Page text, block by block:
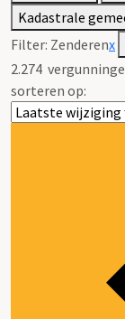
Kadastrale
Filter: Zenderenx
2.274
sorteren op: